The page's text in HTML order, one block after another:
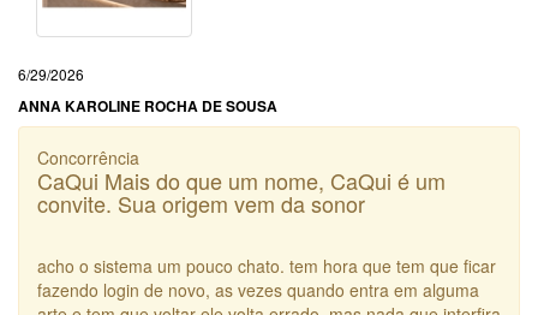
6/29/2026
ANNA KAROLINE ROCHA DE SOUSA
Concorrência
CaQui Mais do que um nome, CaQui é um
convite. Sua origem vem da sonor
acho o sistema um pouco chato. tem hora que tem que ficar
fazendo login de novo, as vezes quando entra em alguma